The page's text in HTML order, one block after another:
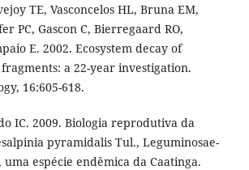
TE, Vasconcelos HL, Bruna EM,
PC, Gascon C, Bierregaard RO,
E. 2002. Ecosystem decay of
a 22-year investigation.
16:605-618.
IC. 2009. Biologia reprodutiva da
pyramidalis Tul., Leguminosae-
uma espécie endêmica da Caatinga.